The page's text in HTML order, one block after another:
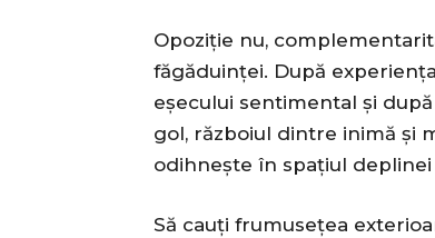
Opoziție nu,
făgăduinței. După
eșecului sentimental și
gol, războiul dintre inimă şi
odihnește în spațiul
Să cauți frumusețea